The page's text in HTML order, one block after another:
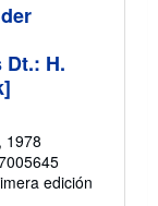
H.
, 1978
edición